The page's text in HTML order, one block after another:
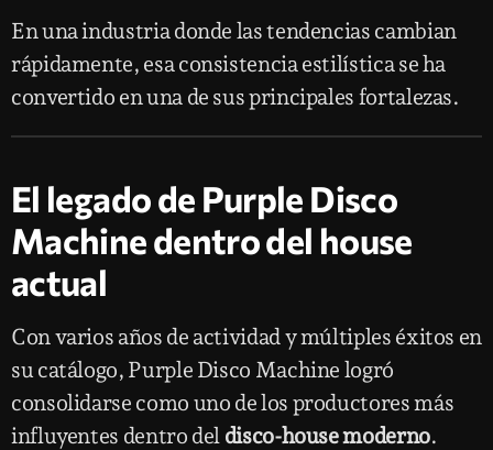
En una industria donde las tendencias cambian
rápidamente, esa consistencia estilística se ha
convertido en una de sus principales fortalezas.
El legado de Purple Disco
Machine dentro del house
actual
Con varios años de actividad y múltiples éxitos en
su catálogo, Purple Disco Machine logró
consolidarse como uno de los productores más
influyentes dentro del disco-house moderno.